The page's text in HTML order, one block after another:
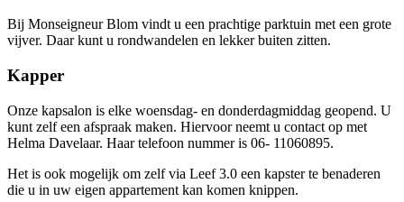
Bij Monseigneur Blom vindt u een prachtige parktuin met een grote
vijver. Daar kunt u rondwandelen en lekker buiten zitten.
Kapper
Onze kapsalon is elke woensdag- en donderdagmiddag geopend. U
kunt zelf een afspraak maken. Hiervoor neemt u contact op met
Helma Davelaar. Haar telefoon nummer is 06- 11060895.
Het is ook mogelijk om zelf via Leef 3.0 een kapster te benaderen
die u in uw eigen appartement kan komen knippen.